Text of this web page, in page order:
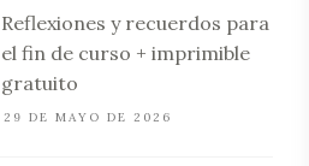
Reflexiones y recuerdos para
el fin de curso + imprimible
gratuito
29 DE MAYO DE 2026